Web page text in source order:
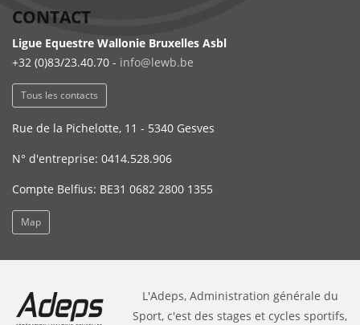
CONTACT
Ligue Equestre Wallonie Bruxelles Asbl
+32 (0)83/23.40.70 - info@lewb.be
Tous les contacts
Rue de la Pichelotte, 11 - 5340 Gesves
N° d'entreprise: 0414.528.906
Compte Belfius: BE31 0682 2800 1355
Map
L'Adeps, Administration générale du
Sport, c'est des stages et cycles sportifs,